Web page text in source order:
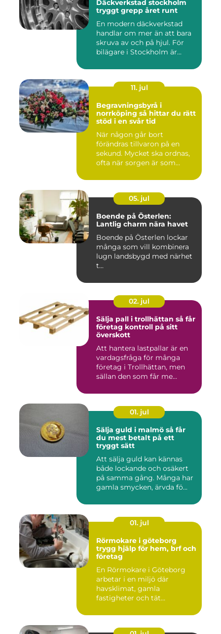
Däckverkstad stockholm
tryggt grepp året runt
En modern däckverkstad
handlar om mer än att bara
skruva av och på hjul. För
bilägare i Stockholm är...
11. jul
Begravningsbyrå i
norrköping så hittar du rätt
stöd i en svår tid
När någon går bort
förändras tillvaron på en
sekund. Mycket ska ordnas,
ofta när sorgen är som
05. jul
Boende på Österlen:
Lantlig charm nära havet
Boende på Österlen lockar
många som vill kombinera
lugn landsbygd med närhet
t...
02. jul
Sälja pall i trollhättan så får
företag kontroll på sitt
överskott
Att hantera lastpallar är en
vardagsfråga för många
företag i Trollhättan, men
sällan den som får me...
01. jul
Sälja guld i malmö så får
du mest betalt på ett
tryggt sätt
Att sälja guld kan kännas
både lockande och osäkert
på samma gång. Många har
gamla smycken, ärvda fö...
01. jul
Rörmokare i göteborg
trygg hjälp för hem, brf och
företag
En Rörmokare i Göteborg
arbetar i en miljö där
havsklimat, gamla
fastigheter och tät